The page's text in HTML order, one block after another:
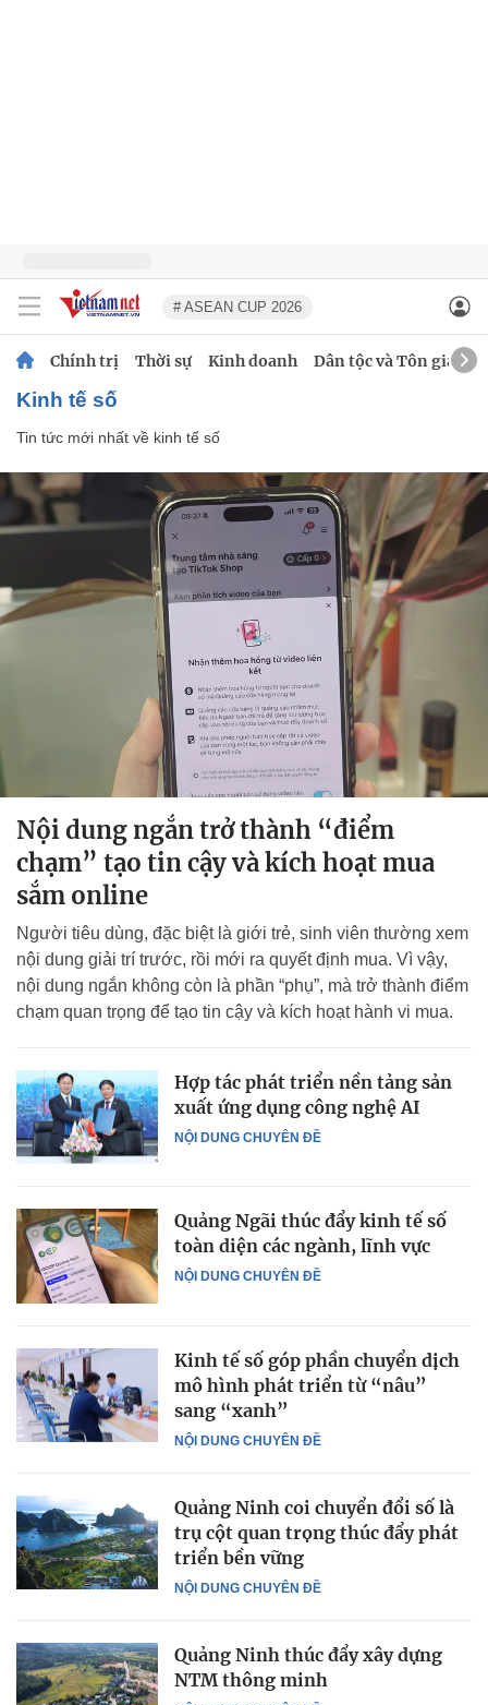
# ASEAN CUP 2026
Chính trị Thời sự Kinh doanh Dân tộc và Tôn giáo
kinh tế số
Tin tức mới nhất về kinh tế số
Nội dung ngắn trở thành “điểm
chạm” tạo tin cậy và kích hoạt mua
sắm online
Người tiêu dùng, đặc biệt là giới trẻ, sinh viên thường xem
nội dung giải trí trước, rồi mới ra quyết định mua. Vì vậy,
nội dung ngắn không còn là phần “phụ”, mà trở thành điểm
chạm quan trọng để tạo tin cậy và kích hoạt hành vi mua.
NỘI DUNG CHUYÊN ĐỀ
Hợp tác phát triển nền tảng sản
xuất ứng dụng công nghệ AI
NỘI DUNG CHUYÊN ĐỀ
Quảng Ngãi thúc đẩy kinh tế số
toàn diện các ngành, lĩnh vực
NỘI DUNG CHUYÊN ĐỀ
Kinh tế số góp phần chuyển dịch
mô hình phát triển từ “nâu”
sang “xanh”
NỘI DUNG CHUYÊN ĐỀ
Quảng Ninh coi chuyển đổi số là
trụ cột quan trọng thúc đẩy phát
triển bền vững
Quảng Ninh thúc đẩy xây dựng
NTM thông minh